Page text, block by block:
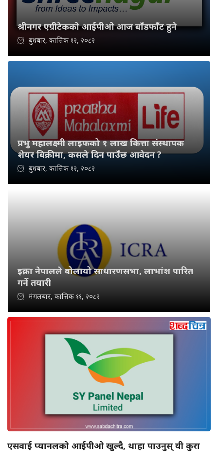
श्रीनगर एग्रीटेकको आईपीओ आज बाँडफाँट हुने
बुधबार, कात्तिक १२, २०८२
प्रभु महालक्ष्मी लाइफको १ लाख कित्ता संस्थापक
शेयर बिक्रीमा, कसले दिन पाउँछ आवेदन ?
बुधबार, कात्तिक १२, २०८२
इक्रा नेपालले बोलायो साधारणसभा, लाभांश पारित
गर्ने तयारी
मंगलबार, कात्तिक ११, २०८२
एसवाई प्यानलको आईपीओ खुल्दै, थाहा पाउनुस् यी कुरा